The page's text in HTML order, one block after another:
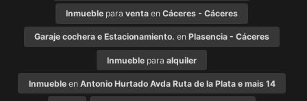
Inmueble para venta en Cáceres - Cáceres
Garaje cochera e Estacionamiento. en Plasencia - Cáceres
Inmueble para alquiler
Inmuebleen Antonio Hurtado Avda Ruta de la Plata e mais 14